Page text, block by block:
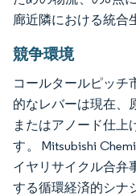
廊近隣における統合
競争環境
コールタールピッチ
的なレバーは現在、
またはアノード仕上
す。Mitsubishi
イヤリサイクル合弁
する循環経済的シナ